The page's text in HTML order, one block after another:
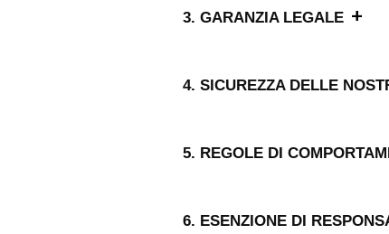
3. GARANZIA LEGALE +
4. SICUREZZA DELLE
5. REGOLE DI
6. ESENZIONE DI